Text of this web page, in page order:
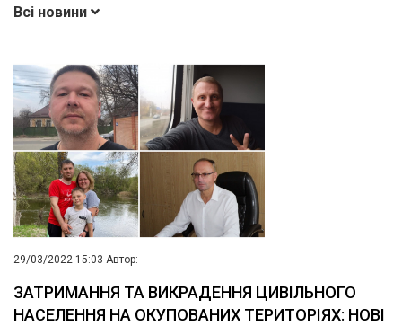
Всі новини
29/03/2022 15:03 Автор:
ЗАТРИМАННЯ ТА ВИКРАДЕННЯ ЦИВІЛЬНОГО
НАСЕЛЕННЯ НА ОКУПОВАНИХ ТЕРИТОРІЯХ: НОВІ